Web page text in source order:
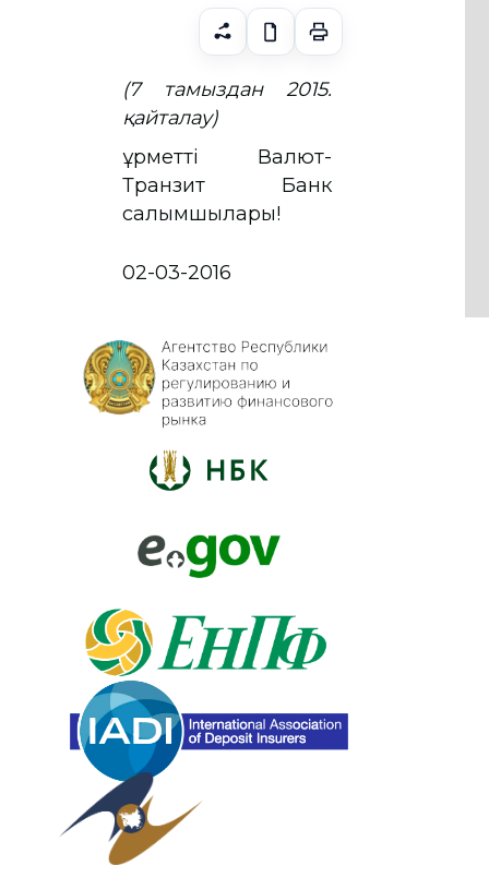
(7 тамыздан 2015.
қайталау)
Құрметті Валют-
Транзит Банк
салымшылары!
02-03-2016